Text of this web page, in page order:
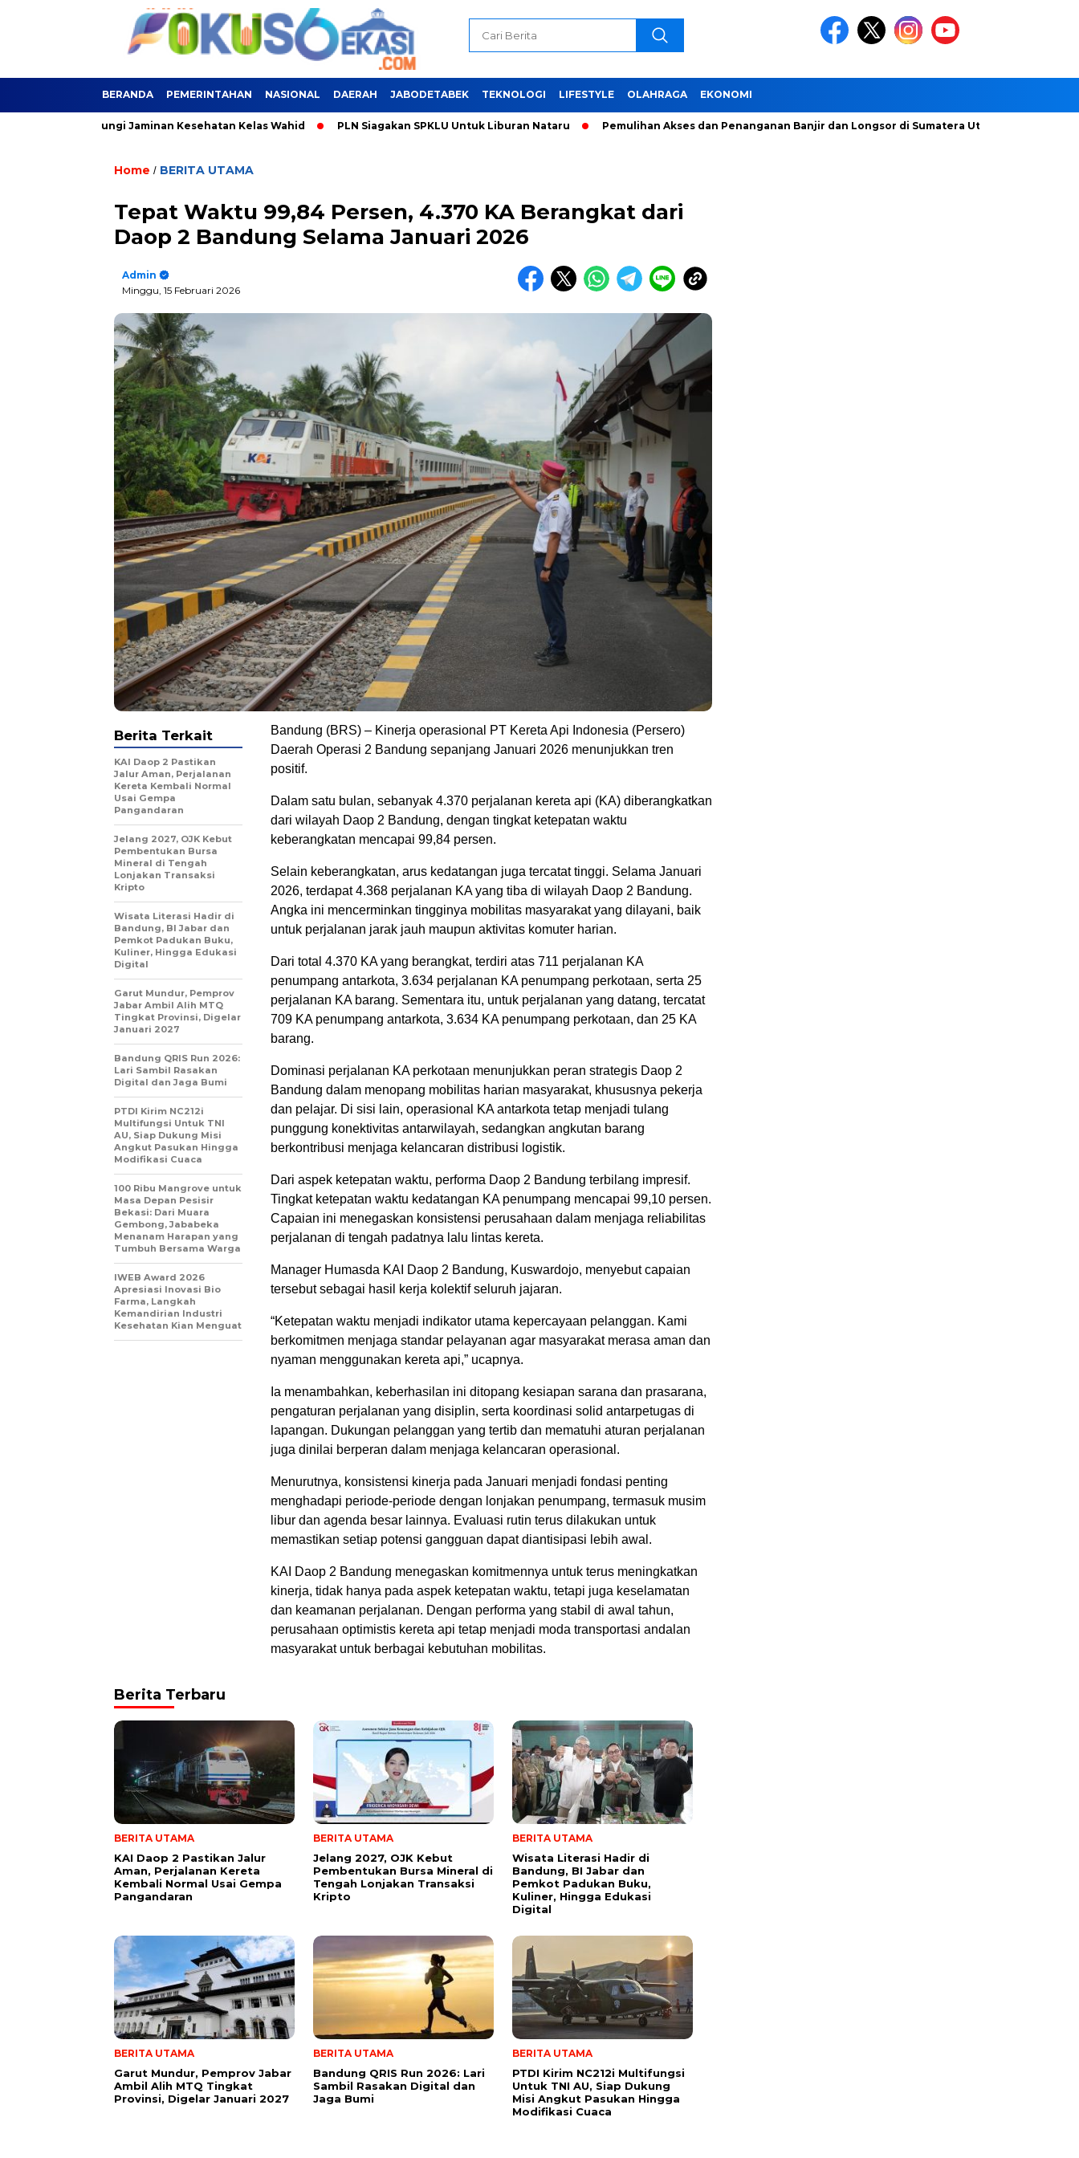
BERANDA PEMERINTAHAN NASIONAL DAERAH JABODETABEK TEKNOLOGI LIFESTYLE OLAHRAGA EKONOMI
Terlindungi Jaminan Kesehatan Kelas Wahid PLN Siagakan SPKLU Untuk Liburan Nataru Pemulihan Akses dan Penanganan Banjir dan Longsor di Sumatera Utara Dipercepat
Home / BERITA UTAMA
Tepat Waktu 99,84 Persen, 4.370 KA Berangkat dari
Daop 2 Bandung Selama Januari 2026
Admin
Minggu, 15 Februari 2026
Bandung (BRS) – Kinerja operasional PT Kereta Api Indonesia (Persero)
Daerah Operasi 2 Bandung sepanjang Januari 2026 menunjukkan tren
positif.
Dalam satu bulan, sebanyak 4.370 perjalanan kereta api (KA) diberangkatkan
dari wilayah Daop 2 Bandung, dengan tingkat ketepatan waktu
keberangkatan mencapai 99,84 persen.
Selain keberangkatan, arus kedatangan juga tercatat tinggi. Selama Januari
2026, terdapat 4.368 perjalanan KA yang tiba di wilayah Daop 2 Bandung.
Angka ini mencerminkan tingginya mobilitas masyarakat yang dilayani, baik
untuk perjalanan jarak jauh maupun aktivitas komuter harian.
Dari total 4.370 KA yang berangkat, terdiri atas 711 perjalanan KA
penumpang antarkota, 3.634 perjalanan KA penumpang perkotaan, serta 25
perjalanan KA barang. Sementara itu, untuk perjalanan yang datang, tercatat
709 KA penumpang antarkota, 3.634 KA penumpang perkotaan, dan 25 KA
barang.
Dominasi perjalanan KA perkotaan menunjukkan peran strategis Daop 2
Bandung dalam menopang mobilitas harian masyarakat, khususnya pekerja
dan pelajar. Di sisi lain, operasional KA antarkota tetap menjadi tulang
punggung konektivitas antarwilayah, sedangkan angkutan barang
berkontribusi menjaga kelancaran distribusi logistik.
Dari aspek ketepatan waktu, performa Daop 2 Bandung terbilang impresif.
Tingkat ketepatan waktu kedatangan KA penumpang mencapai 99,10 persen.
Capaian ini menegaskan konsistensi perusahaan dalam menjaga reliabilitas
perjalanan di tengah padatnya lalu lintas kereta.
Manager Humasda KAI Daop 2 Bandung, Kuswardojo, menyebut capaian
tersebut sebagai hasil kerja kolektif seluruh jajaran.
“Ketepatan waktu menjadi indikator utama kepercayaan pelanggan. Kami
berkomitmen menjaga standar pelayanan agar masyarakat merasa aman dan
nyaman menggunakan kereta api,” ucapnya.
Ia menambahkan, keberhasilan ini ditopang kesiapan sarana dan prasarana,
pengaturan perjalanan yang disiplin, serta koordinasi solid antarpetugas di
lapangan. Dukungan pelanggan yang tertib dan mematuhi aturan perjalanan
juga dinilai berperan dalam menjaga kelancaran operasional.
Menurutnya, konsistensi kinerja pada Januari menjadi fondasi penting
menghadapi periode-periode dengan lonjakan penumpang, termasuk musim
libur dan agenda besar lainnya. Evaluasi rutin terus dilakukan untuk
memastikan setiap potensi gangguan dapat diantisipasi lebih awal.
KAI Daop 2 Bandung menegaskan komitmennya untuk terus meningkatkan
kinerja, tidak hanya pada aspek ketepatan waktu, tetapi juga keselamatan
dan keamanan perjalanan. Dengan performa yang stabil di awal tahun,
perusahaan optimistis kereta api tetap menjadi moda transportasi andalan
masyarakat untuk berbagai kebutuhan mobilitas.
Berita Terkait
KAI Daop 2 Pastikan
Jalur Aman, Perjalanan
Kereta Kembali Normal
Usai Gempa
Pangandaran
Jelang 2027, OJK Kebut
Pembentukan Bursa
Mineral di Tengah
Lonjakan Transaksi
Kripto
Wisata Literasi Hadir di
Bandung, BI Jabar dan
Pemkot Padukan Buku,
Kuliner, Hingga Edukasi
Digital
Garut Mundur, Pemprov
Jabar Ambil Alih MTQ
Tingkat Provinsi, Digelar
Januari 2027
Bandung QRIS Run 2026:
Lari Sambil Rasakan
Digital dan Jaga Bumi
PTDI Kirim NC212i
Multifungsi Untuk TNI
AU, Siap Dukung Misi
Angkut Pasukan Hingga
Modifikasi Cuaca
100 Ribu Mangrove untuk
Masa Depan Pesisir
Bekasi: Dari Muara
Gembong, Jababeka
Menanam Harapan yang
Tumbuh Bersama Warga
IWEB Award 2026
Apresiasi Inovasi Bio
Farma, Langkah
Kemandirian Industri
Kesehatan Kian Menguat
Berita Terbaru
BERITA UTAMA
KAI Daop 2 Pastikan Jalur
Aman, Perjalanan Kereta
Kembali Normal Usai Gempa
Pangandaran
BERITA UTAMA
Jelang 2027, OJK Kebut
Pembentukan Bursa Mineral di
Tengah Lonjakan Transaksi
Kripto
BERITA UTAMA
Wisata Literasi Hadir di
Bandung, BI Jabar dan
Pemkot Padukan Buku,
Kuliner, Hingga Edukasi
Digital
BERITA UTAMA
Garut Mundur, Pemprov Jabar
Ambil Alih MTQ Tingkat
Provinsi, Digelar Januari 2027
BERITA UTAMA
Bandung QRIS Run 2026: Lari
Sambil Rasakan Digital dan
Jaga Bumi
BERITA UTAMA
PTDI Kirim NC212i Multifungsi
Untuk TNI AU, Siap Dukung
Misi Angkut Pasukan Hingga
Modifikasi Cuaca